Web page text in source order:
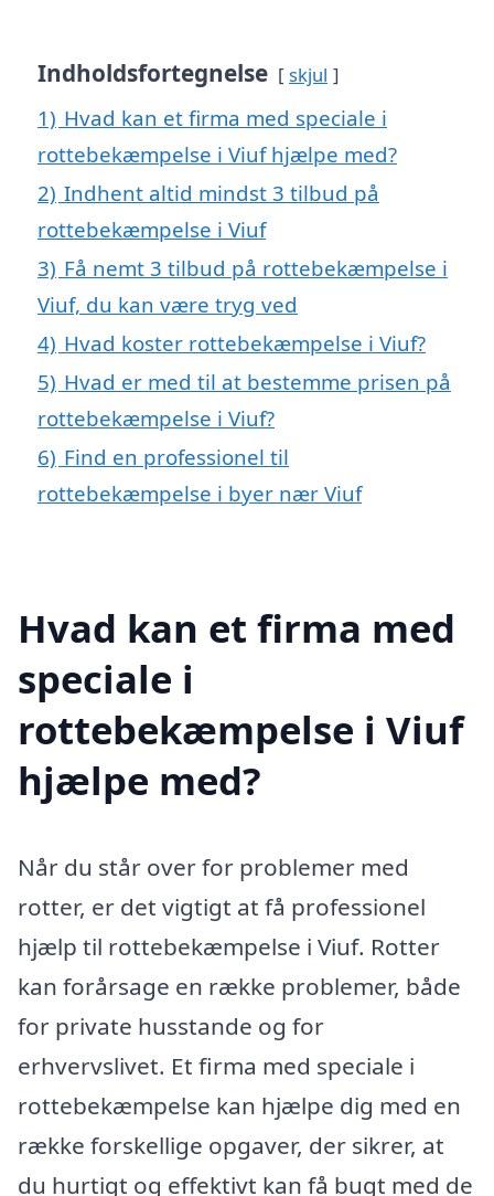
Indholdsfortegnelse skjul
1) Hvad kan et firma med speciale i
rottebekæmpelse i Viuf hjælpe med?
2) Indhent altid mindst 3 tilbud på
rottebekæmpelse i Viuf
3) Få nemt 3 tilbud på rottebekæmpelse i
Viuf, du kan være tryg ved
4) Hvad koster rottebekæmpelse i Viuf?
5) Hvad er med til at bestemme prisen på
rottebekæmpelse i Viuf?
6) Find en professionel til
rottebekæmpelse i byer nær Viuf
Hvad kan et firma med
speciale i
rottebekæmpelse i Viuf
hjælpe med?
Når du står over for problemer med
rotter, er det vigtigt at få professionel
hjælp til rottebekæmpelse i Viuf. Rotter
kan forårsage en række problemer, både
for private husstande og for
erhvervslivet. Et firma med speciale i
rottebekæmpelse kan hjælpe dig med en
række forskellige opgaver, der sikrer, at
du hurtigt og effektivt kan få bugt med de